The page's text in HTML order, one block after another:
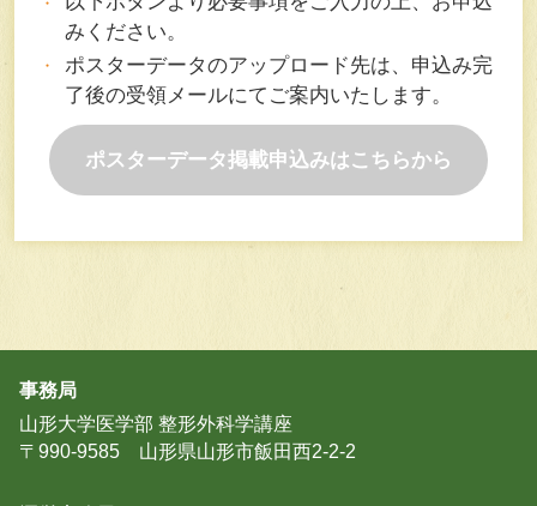
みください。
ポスターデータのアップロード先は、申込み完
了後の受領メールにてご案内いたします。
ポスターデータ掲載申込みはこちらから
事務局
山形大学医学部 整形外科学講座
〒990-9585 山形県山形市飯田西2-2-2